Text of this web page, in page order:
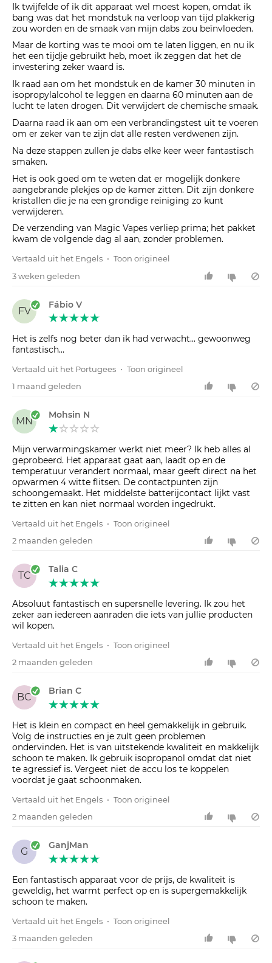
Ik twijfelde of ik dit apparaat wel moest kopen, omdat ik
bang was dat het mondstuk na verloop van tijd plakkerig
zou worden en de smaak van mijn dabs zou beïnvloeden.
Maar de korting was te mooi om te laten liggen, en nu ik
het een tijdje gebruikt heb, moet ik zeggen dat het de
investering zeker waard is.
Ik raad aan om het mondstuk en de kamer 30 minuten in
isopropylalcohol te leggen en daarna 60 minuten aan de
lucht te laten drogen. Dit verwijdert de chemische smaak.
Daarna raad ik aan om een verbrandingstest uit te voeren
om er zeker van te zijn dat alle resten verdwenen zijn.
Na deze stappen zullen je dabs elke keer weer fantastisch
smaken.
Het is ook goed om te weten dat er mogelijk donkere
aangebrande plekjes op de kamer zitten. Dit zijn donkere
kristallen die je na een grondige reiniging zo kunt
verwijderen.
De verzending van Magic Vapes verliep prima; het pakket
kwam de volgende dag al aan, zonder problemen.
Vertaald uit het Engels • Toon origineel
3 weken geleden
FV
Fábio V
Het is zelfs nog beter dan ik had verwacht... gewoonweg
fantastisch...
Vertaald uit het Portugees • Toon origineel
1 maand geleden
MN
Mohsin N
Mijn verwarmingskamer werkt niet meer? Ik heb alles al
geprobeerd. Het apparaat gaat aan, laadt op en de
temperatuur verandert normaal, maar geeft direct na het
opwarmen 4 witte flitsen. De contactpunten zijn
schoongemaakt. Het middelste batterijcontact lijkt vast
te zitten en kan niet normaal worden ingedrukt.
Vertaald uit het Engels • Toon origineel
2 maanden geleden
TC
Talia C
Absoluut fantastisch en supersnelle levering. Ik zou het
zeker aan iedereen aanraden die iets van jullie producten
wil kopen.
Vertaald uit het Engels • Toon origineel
2 maanden geleden
BC
Brian C
Het is klein en compact en heel gemakkelijk in gebruik.
Volg de instructies en je zult geen problemen
ondervinden. Het is van uitstekende kwaliteit en makkelijk
schoon te maken. Ik gebruik isopropanol omdat dat niet
te agressief is. Vergeet niet de accu los te koppelen
voordat je gaat schoonmaken.
Vertaald uit het Engels • Toon origineel
2 maanden geleden
G
GanjMan
Een fantastisch apparaat voor de prijs, de kwaliteit is
geweldig, het warmt perfect op en is supergemakkelijk
schoon te maken.
Vertaald uit het Engels • Toon origineel
3 maanden geleden